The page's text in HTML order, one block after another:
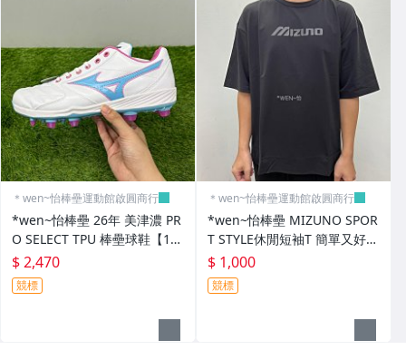
＊wen~怡棒壘運動館啟圓商行
*wen~怡棒壘 26年 美津濃 PR
O SELECT TPU 棒壘球鞋【11
$ 2,470
競標
＊wen~怡棒壘運動館啟圓商行
*wen~怡棒壘 MIZUNO SPOR
T STYLE休閒短袖T 簡單又好看
【D2TAD50209】現貨特價中
先詢問
$ 1,000
競標